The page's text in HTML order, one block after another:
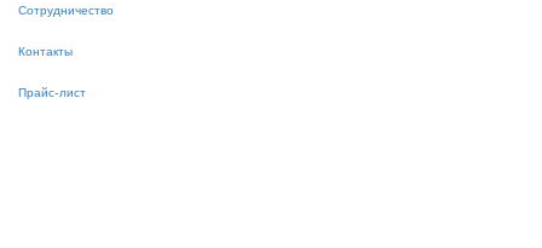
Сотрудничество
Контакты
Прайс-лист